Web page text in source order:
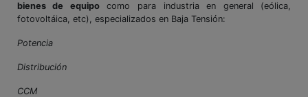
bienes de equipocomo para industria en general (eólica,
fotovoltáica, etc), especializados en Baja Tensión:
Potencia
Distribución
CCM